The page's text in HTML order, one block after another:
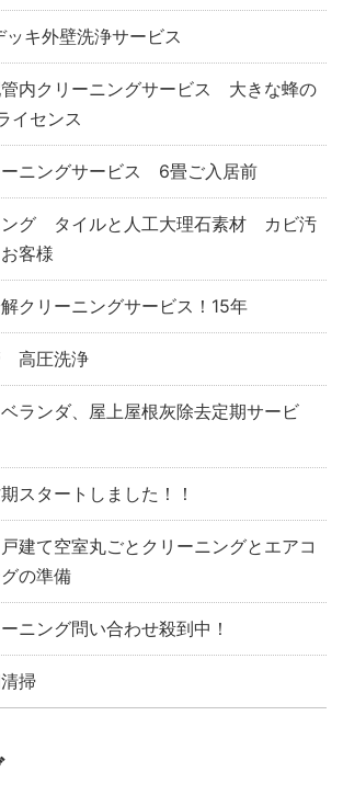
ッキ外壁洗浄サービス
内クリーニングサービス 大きな蜂の
イセンス
ニングサービス 6畳ご入居前
ング タイルと人工大理石素材 カビ汚
客様
クリーニングサービス！15年
高圧洗浄
ランダ、屋上屋根灰除去定期サービ
スタートしました！！
建て空室丸ごとクリーニングとエアコ
の準備
ニング問い合わせ殺到中！
掃